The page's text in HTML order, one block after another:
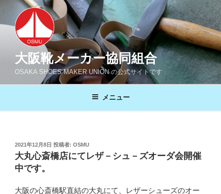
プ
大阪靴メーカー協同組合
OSAKA SHOES MAKER UNION の公式サイトです
メニュー
投
稿
日:
2021年12月8日 投稿者: OSMU
大丸心斎橋店にてレザ－シュ－ズオーダ会開催
中です。
大阪の心斎橋駅直結の大丸にて、レザーシューズのオー